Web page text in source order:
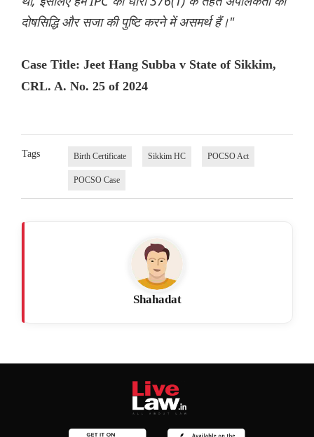
दोषसिद्धि और सजा की पुष्टि करने में असमर्थ हैं।"
Case Title: Jeet Hang Subba v State of Sikkim,
CRL. A. No. 25 of 2024
Tags Birth Certificate Sikkim HC POCSO Act
POCSO Case
Shahadat